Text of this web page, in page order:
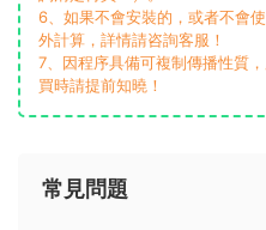
6、如果不會安裝的，或者不會
外計算，詳情請咨詢客服！
7、因程序具備可複制傳播性質
買時請提前知曉！
常見問題